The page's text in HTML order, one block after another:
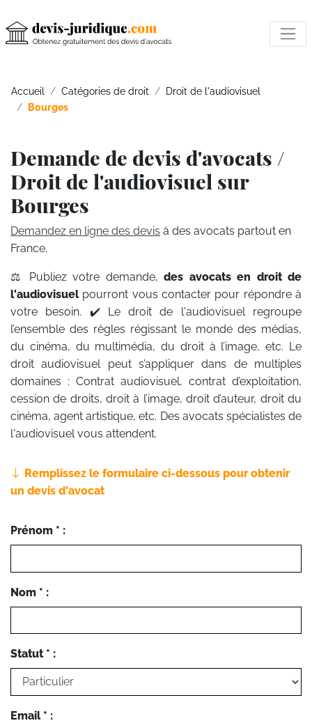
Accueil Catégories de droit
Droit de l'audiovisuel
Bourges
Demande de devis d'avocats /
Droit de l'audiovisuel sur
Bourges
Demandez en ligne des devis à des avocats partout en
France.
⚖️ Publiez votre demande,des avocats en droit de
l'audiovisuelpourront vous contacter pour répondre à
votre besoin. ✔️ Le droit de l'audiovisuel regroupe
l’ensemble des règles régissant le monde des médias,
du cinéma, du multimédia, du droit à l’image, etc. Le
droit audiovisuel peut s’appliquer dans de multiples
domaines : Contrat audiovisuel, contrat d’exploitation,
cession de droits, droit à l’image, droit d’auteur, droit du
cinéma, agent artistique, etc. Des avocats spécialistes de
l'audiovisuel vous attendent.
Remplissez le formulaire ci-dessous pour obtenir
un devis d'avocat
Prénom * :
Nom * :
Statut * :
Email * :